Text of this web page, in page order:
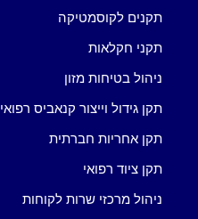
תקנים לקוסמטיקה
תקני חקלאות
ניהול בטיחות מזון
תקן גידול וייצור קנאביס רפואי
תקן אחריות חברתית
תקן ציוד רפואי
ניהול מרכזי שרות לקוחות